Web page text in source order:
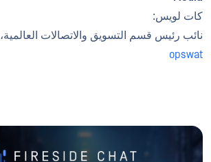
كات لويس:
نائب رئيس قسم التسويق والاتصالات العالمية، OPSWAT
opswat